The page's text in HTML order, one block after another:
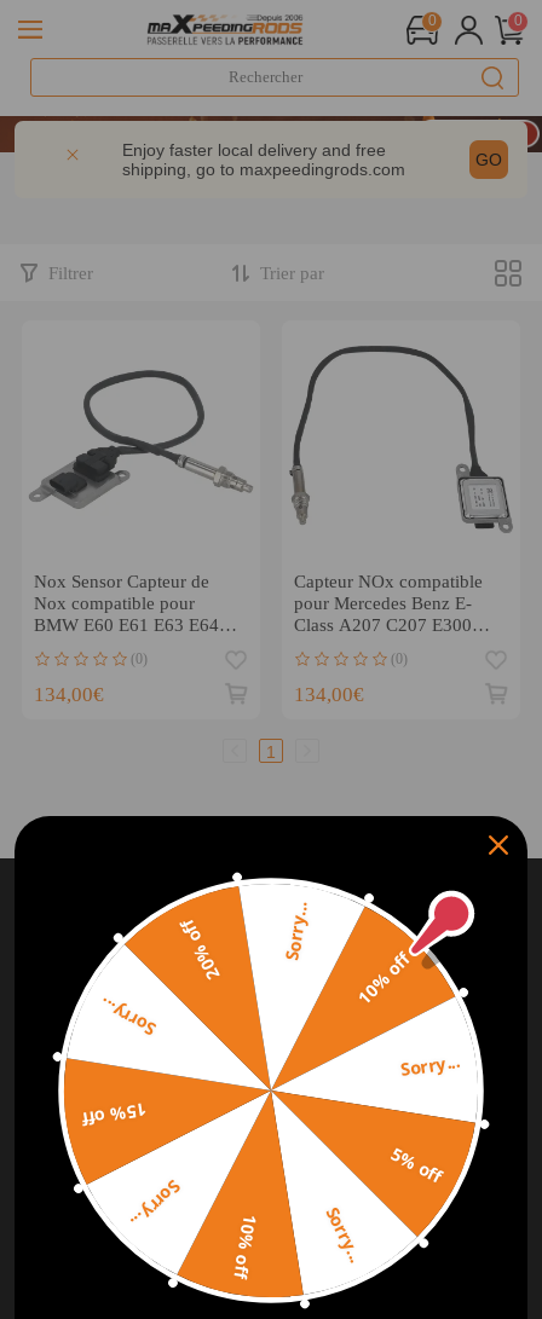
0 0
LIVRAISON GRATUITE À DOMICILE - FR
20e anniversaire : -9% | CODE : MXR20TH
-10% dès 200 € – CODE : WELCOME
Enjoy faster local delivery and free
shipping, go to maxpeedingrods.com GO
Filtrer Trier par
Nox Sensor Capteur de
Nox compatible pour
BMW E60 E61 E63 E64
N53 12V
(0)
134,00€
Capteur NOx compatible
pour Mercedes Benz E-
Class A207 C207 E300
A0009056104
(0)
134,00€
1
ABONNEZ-VOUS ET OBTENEZ 10%
RÉDUCTION
Abonnez-vous à notre Newsletter et obtenez des bonus
pour le prochain achat
S'ABONNER
SUIVI DE COMMANDE
Catalogue gratuit
Obtenir le
Catalogue
10% off
Sorry...
5% off
Sorry...
10% off
Sorry...
15% off
Sorry...
20% off Sorry...